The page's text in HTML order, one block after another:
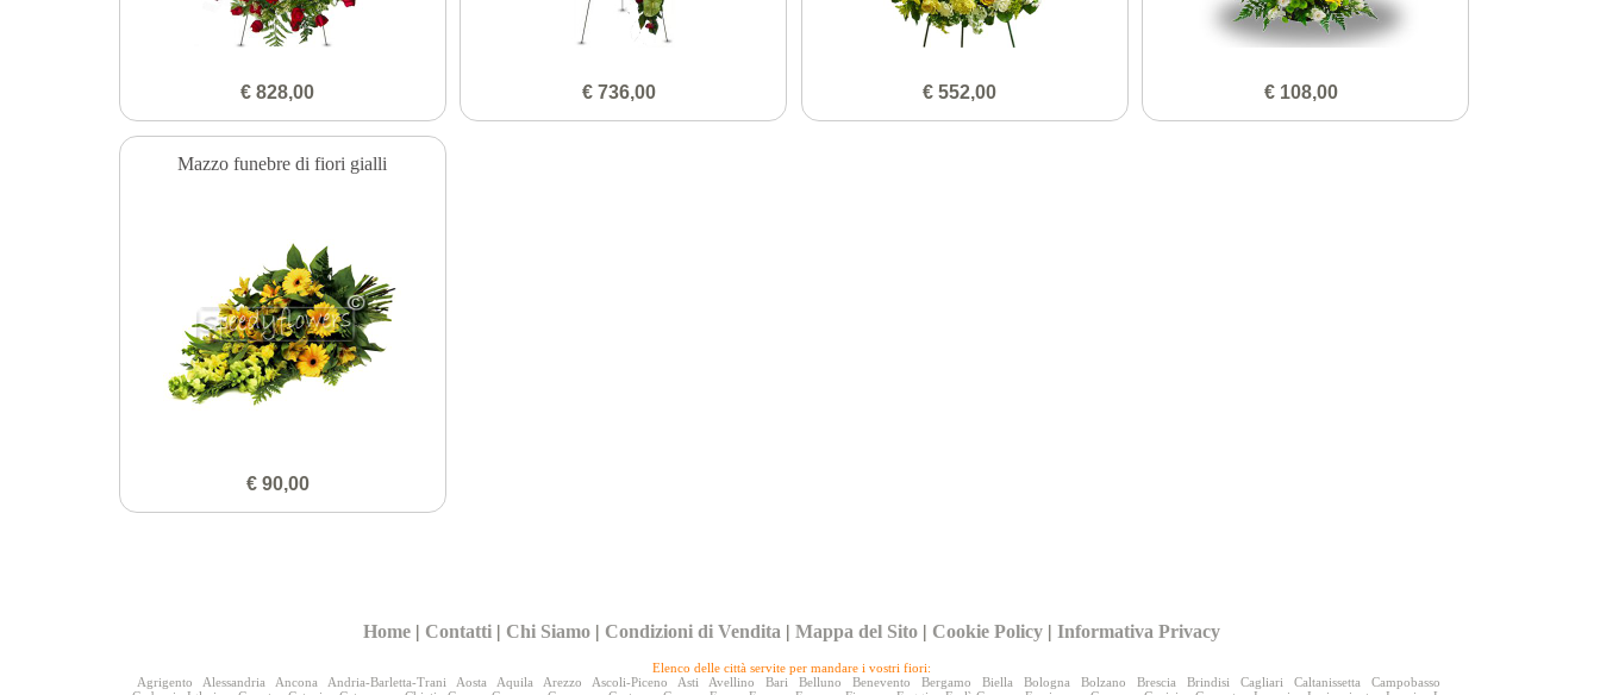
€ 828,00 € 736,00 € 552,00 € 108,00
Mazzo funebre di fiori gialli
€ 90,00
Home | Contatti | Chi Siamo | Condizioni di Vendita |Mappa del Sito | Cookie Policy |Informativa Privacy
Elenco delle città servite per mandare i vostri fiori:
Agrigento
Alessandria Ancona Andria-Barletta-Trani Aosta Aquila Arezzo Ascoli-Piceno Asti Avellino Bari Belluno Benevento Bergamo Biella Bologna Bolzano Brescia Brindisi Cagliari Caltanissetta
Campobasso